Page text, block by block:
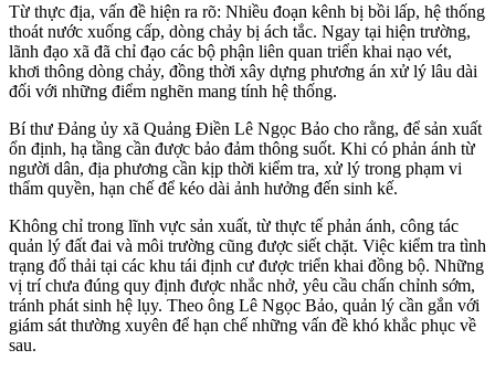
Từ thực địa, vấn đề hiện ra rõ: Nhiều đoạn kênh bị bồi lấp, hệ thống
thoát nước xuống cấp, dòng chảy bị ách tắc. Ngay tại hiện trường,
lãnh đạo xã đã chỉ đạo các bộ phận liên quan triển khai nạo vét,
khơi thông dòng chảy, đồng thời xây dựng phương án xử lý lâu dài
đối với những điểm nghẽn mang tính hệ thống.
Bí thư Đảng ủy xã Quảng Điền Lê Ngọc Bảo cho rằng, để sản xuất
ổn định, hạ tầng cần được bảo đảm thông suốt. Khi có phản ánh từ
người dân, địa phương cần kịp thời kiểm tra, xử lý trong phạm vi
thẩm quyền, hạn chế để kéo dài ảnh hưởng đến sinh kế.
Không chỉ trong lĩnh vực sản xuất, từ thực tế phản ánh, công tác
quản lý đất đai và môi trường cũng được siết chặt. Việc kiểm tra tình
trạng đổ thải tại các khu tái định cư được triển khai đồng bộ. Những
vị trí chưa đúng quy định được nhắc nhở, yêu cầu chấn chỉnh sớm,
tránh phát sinh hệ lụy. Theo ông Lê Ngọc Bảo, quản lý cần gắn với
giám sát thường xuyên để hạn chế những vấn đề khó khắc phục về
sau.